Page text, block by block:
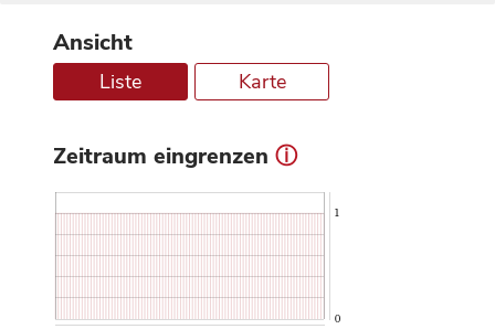
Ansicht
Liste Karte
Zeitraum eingrenzen ⓘ
0
1